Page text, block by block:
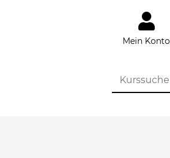
Mein Konto